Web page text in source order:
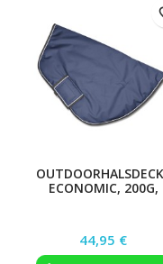
ECONOMIC, 200G,
Preis
44,95 €